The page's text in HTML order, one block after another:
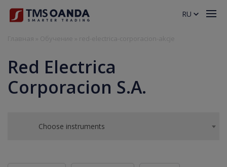
Red Electrica
Corporacion S.A.
Choose instruments
RU